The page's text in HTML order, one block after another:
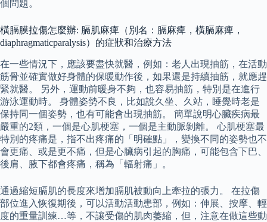
個問題。
橫膈膜拉傷怎麼辦: 膈肌麻痺（別名：膈麻痺，橫膈麻痺，
diaphragmaticparalysis）的症狀和治療方法
在一些情況下，應該要盡快就醫，例如：老人出現抽筋，在活動
筋骨並確實做好身體的保暖動作後，如果還是持續抽筋，就應趕
緊就醫。 另外，運動前暖身不夠，也容易抽筋，特別是在進行
游泳運動時。 身體姿勢不良，比如說久坐、久站，睡覺時老是
保持同一個姿勢，也有可能會出現抽筋。 簡單說明心臟疾病最
嚴重的2類，一個是心肌梗塞，一個是主動脈剝離。 心肌梗塞最
特別的疼痛是，指不出疼痛的「明確點」，變換不同的姿勢也不
會更痛、或是更不痛，但是心臟病引起的胸痛，可能包含下巴、
後肩、腋下都會疼痛，稱為「輻射痛」。
通過縮短膈肌的長度來增加膈肌被動向上牽拉的張力。 在拉傷
部位進入恢復期後，可以活動活動患部，例如：伸展、按摩、輕
度的重量訓練…等，不讓受傷的肌肉萎縮，但，注意在做這些動